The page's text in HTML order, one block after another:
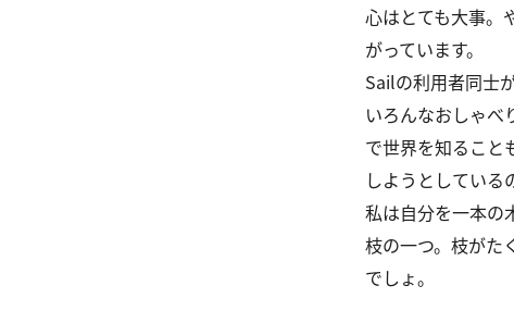
心はとても大事。
がっています。
Sailの利用者同士
いろんなおしゃべ
で世界を知ること
しようとしている
私は自分を一本の
枝の一つ。枝がた
でしょ。